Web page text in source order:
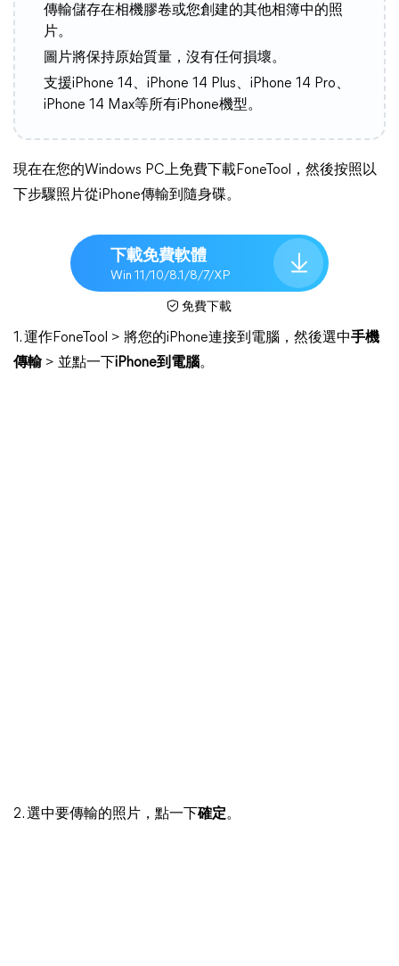
傳輸儲存在相機膠卷或您創建的其他相簿中的照
片。
圖片將保持原始質量，沒有任何損壞。
支援iPhone 14、iPhone 14 Plus、iPhone 14 Pro、
iPhone 14 Max等所有iPhone機型。
現在在您的Windows PC上免費下載FoneTool，然後按照以
下步驟照片從iPhone傳輸到隨身碟。
下載免費軟體
Win 11/10/8.1/8/7/XP
免費下載
1. 運作FoneTool > 將您的iPhone連接到電腦，然後選中手機
傳輸> 並點一下iPhone到電腦。
2. 選中要傳輸的照片，點一下確定。